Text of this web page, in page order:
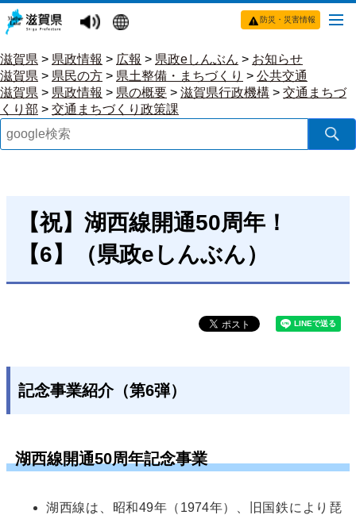
防災・災害情報
滋賀県 > 県政情報 > 広報 > 県政eしんぶん > お知らせ
滋賀県 > 県民の方 > 県土整備・まちづくり > 公共交通
滋賀県 > 県政情報 > 県の概要 > 滋賀県行政機構 > 交通まちづ
くり部 > 交通まちづくり政策課
【祝】湖西線開通50周年！
【6】（県政eしんぶん）
記念事業紹介（第6弾）
湖西線開通50周年記念事業
湖西線は、昭和49年（1974年）、旧国鉄により琵